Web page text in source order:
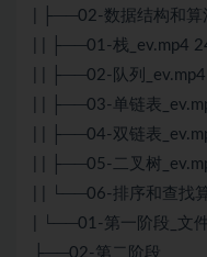
| ├──02-数据结构和算
| | ├──01-栈_ev.mp4
| | ├──02-队列
| | ├──03-单链表
| | ├──04-双链表
| | ├──05-二叉树
| | └──06-排序和查找
| └──01-第一阶段_文
├──02-第二阶段